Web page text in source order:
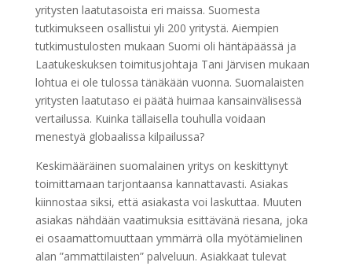
yritysten laatutasoista eri maissa. Suomesta
tutkimukseen osallistui yli 200 yritystä. Aiempien
tutkimustulosten mukaan Suomi oli häntäpäässä ja
Laatukeskuksen toimitusjohtaja Tani Järvisen mukaan
lohtua ei ole tulossa tänäkään vuonna. Suomalaisten
yritysten laatutaso ei päätä huimaa kansainvälisessä
vertailussa. Kuinka tällaisella touhulla voidaan
menestyä globaalissa kilpailussa?
Keskimääräinen suomalainen yritys on keskittynyt
toimittamaan tarjontaansa kannattavasti. Asiakas
kiinnostaa siksi, että asiakasta voi laskuttaa. Muuten
asiakas nähdään vaatimuksia esittävänä riesana, joka
ei osaamattomuuttaan ymmärrä olla myötämielinen
alan ”ammattilaisten” palveluun. Asiakkaat tulevat